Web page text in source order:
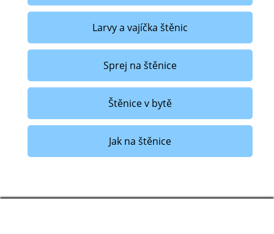
Larvy a vajíčka štěnic
Sprej na štěnice
Štěnice v bytě
Jak na štěnice